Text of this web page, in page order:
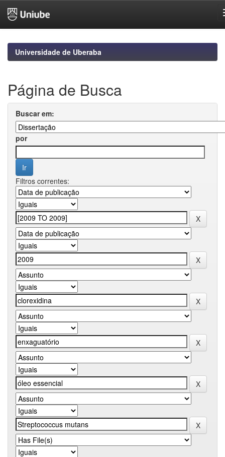
navigationUniversidade de Uberaba
Página de Busca
Buscar em:
por
Filtros correntes: